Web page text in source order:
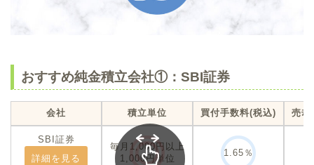
おすすめ純金積立会社①：SBI証券
会社 積立単位 買付手数料(税込) 売却
SBI証券
詳細を見る
毎月1,000円以上
1,000円単位
1.65％